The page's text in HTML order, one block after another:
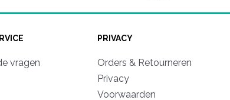
vragen
PRIVACY
Orders & Retourneren
Privacy
Voorwaarden